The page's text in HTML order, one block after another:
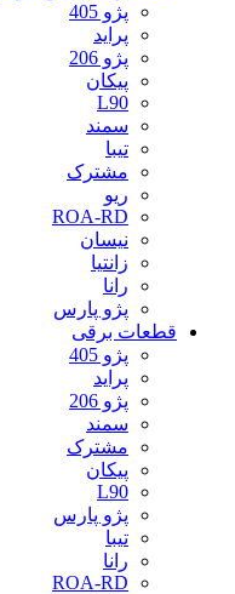
پژو 405
پراید
پژو 206
پیکان
L90
سمند
تیبا
مشترک
ریو
ROA-RD
نیسان
زانتیا
رانا
پژو پارس
قطعات برقی
پژو 405
پراید
پژو 206
سمند
مشترک
پیکان
L90
پژو پارس
تیبا
رانا
ROA-RD